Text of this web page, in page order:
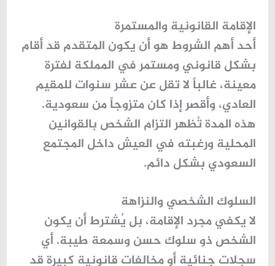
الإقامة القانونية والمستمرة
أحد أهم الشروط هو أن يكون المتقدم قد أقام
بشكل قانوني ومستمر في المملكة لفترة
معينة، غالباً لا تقل عن عشر سنوات للمقيم
العادي، وأقصر إذا كان متزوجاً من سعودية.
هذه المدة تُظهر التزام الشخص بالقوانين
المحلية ورغبته في العيش داخل المجتمع
السعودي بشكل دائم.
السلوك الشخصي والنزاهة
لا يكفي مجرد الإقامة، بل يُشترط أن يكون
الشخص ذوسلوك حسن وسمعة طيبة. أي
سجلات جنائية أو مخالفات قانونية كبيرة قد